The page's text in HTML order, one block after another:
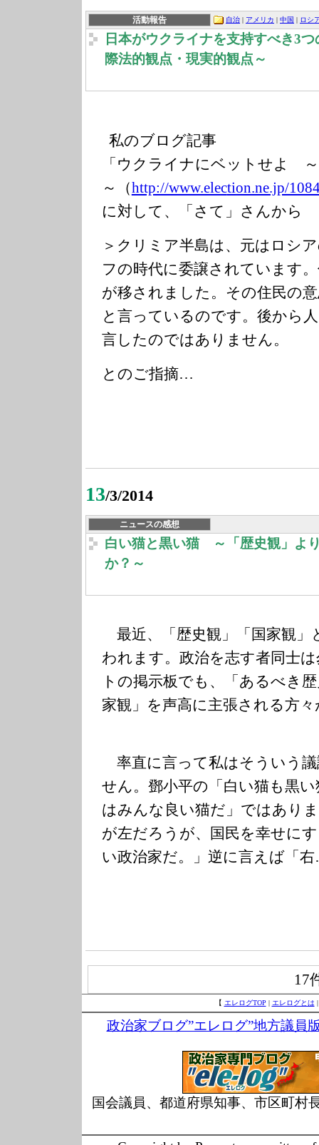
活動報告 自治 | アメリカ | 中国 | ロシ
日本がウクライナを支持すべき3
際法的観点・現実的観点～
私のブログ記事
「ウクライナにベットせよ
～（http://www.election.ne.jp/
に対して、「さて」さんから
＞クリミア半島は、元はロシ
フの時代に委譲されています
が移されました。その住民の
と言っているのです。後から
言したのではありません。
とのご指摘…
13/3/2014
ニュースの感想
白い猫と黒い猫 ～「歴史観」よ
か？～
最近、「歴史観」
「国家観
われます。政治を志す者同士
トの掲示板でも、「あるべき
家観」を声高に主張される方
率直に言って私はそういう
せん。鄧小平の「白い猫も黒
はみんな良い猫だ」ではあり
が左だろうが、国民を幸せに
い政治家だ。」逆に言えば「
17
【 エレログTOP | エレログとは
政治家ブログ”エレログ”地方議員
国会議員、都道府県知事、市区町村